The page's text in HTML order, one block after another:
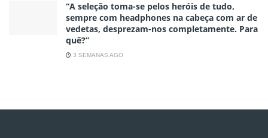
“A seleção toma-se pelos heróis de tudo,
sempre com headphones na cabeça com ar de
vedetas, desprezam-nos completamente. Para
quê?”
3 SEMANAS AGO